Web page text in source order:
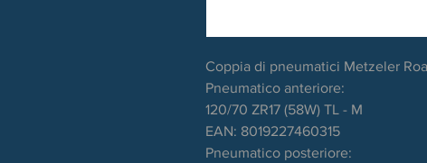
Coppia di pneumatici Metzeler
Pneumatico anteriore:
120/70 ZR17 (58W) TL - M
EAN: 8019227460315
Pneumatico posteriore: